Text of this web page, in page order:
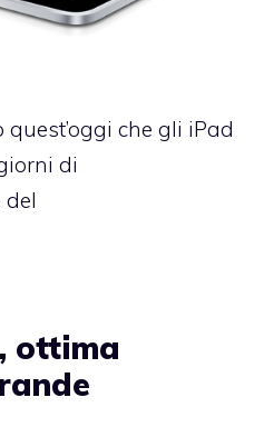
che gli iPad
di
ottima